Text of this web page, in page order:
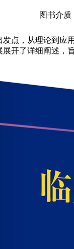
图书介质
点，从理论到应
开了详细阐述，